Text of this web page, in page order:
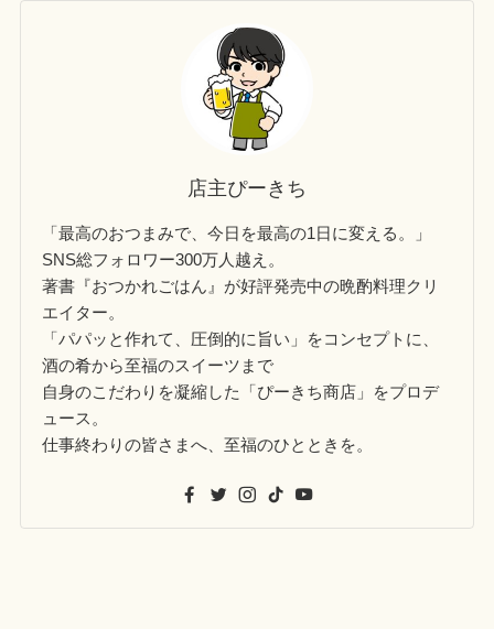
店主ぴーきち
「最高のおつまみで、今日を最高の1日に変える。」
SNS総フォロワー300万人越え。
著書『おつかれごはん』が好評発売中の晩酌料理クリ
エイター。
「パパッと作れて、圧倒的に旨い」をコンセプトに、
酒の肴から至福のスイーツまで
自身のこだわりを凝縮した「ぴーきち商店」をプロデ
ュース。
仕事終わりの皆さまへ、至福のひとときを。